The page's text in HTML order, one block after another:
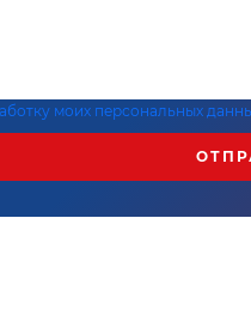
моих персональных